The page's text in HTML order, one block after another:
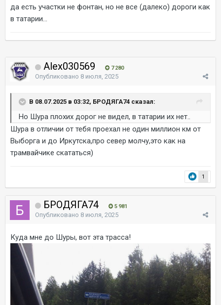
да есть участки не фонтан, но не все (далеко) дороги как
в татарии...
Alex030569 7 280
Опубликовано 8 июля, 2025
В 08.07.2025 в 03:32, БРОДЯГА74 сказал:
Но Шура плохих дорог не видел, в татарии их нет..
Шура в отличии от тебя проехал не один миллион км от
Выборга и до Иркутска,про север молчу,это как на
трамвайчике скататься)
1
БРОДЯГА74 5 981
Опубликовано 8 июля, 2025
Куда мне до Шуры, вот эта трасса!